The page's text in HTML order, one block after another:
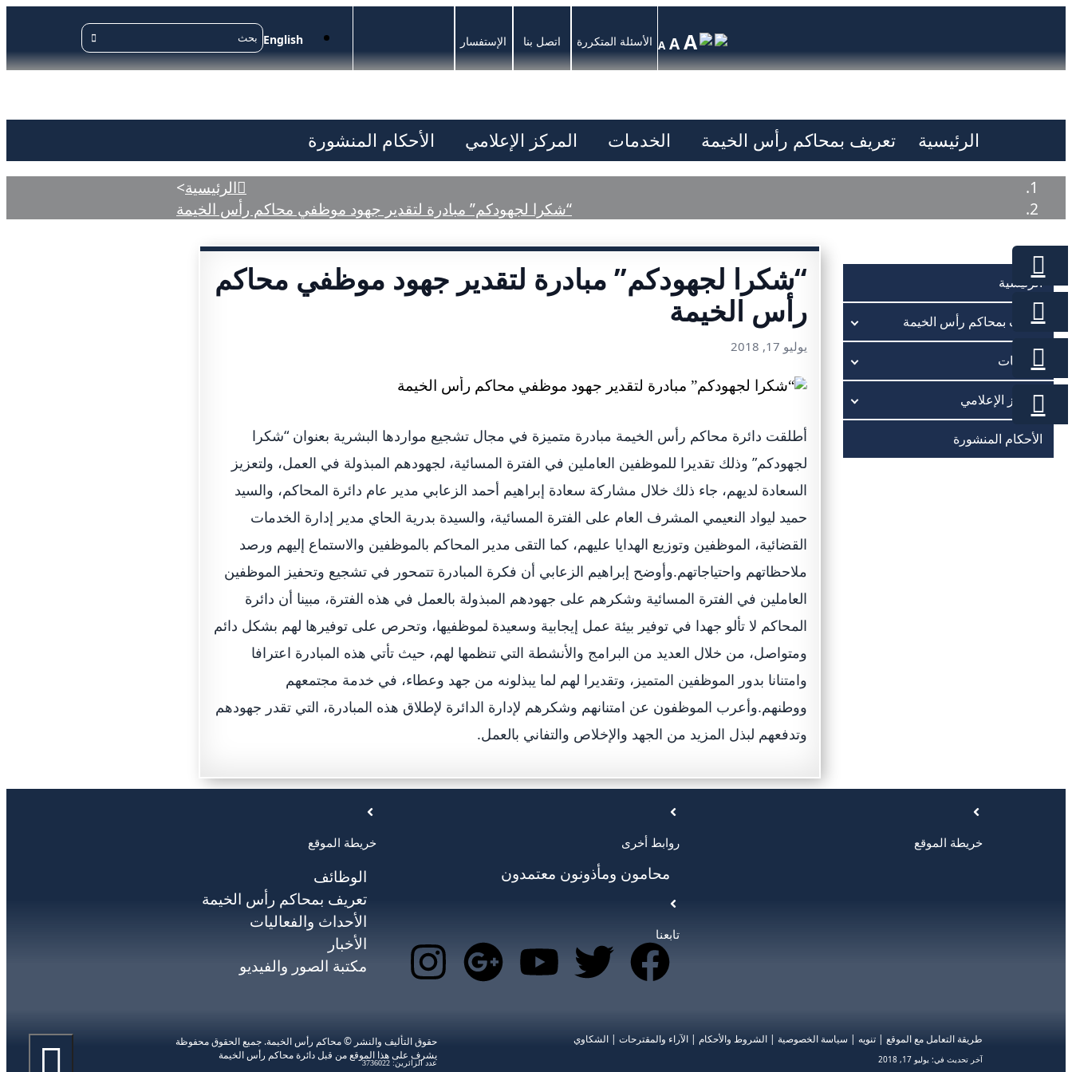
English الإستفسار اتصل بنا الأسئلة المتكررة A AA
الرئيسية تعريف بمحاكم رأس الخيمة الخدمات المركز الإعلامي الأحكام المنشورة
الرئيسية>
“شكرا لجهودكم” مبادرة لتقدير جهود موظفي محاكم رأس الخيمة
الرئيسية
تعريف بمحاكم رأس الخيمة
الخدمات
المركز الإعلامي
الأحكام المنشورة
“شكرا لجهودكم” مبادرة لتقدير جهود موظفي محاكم
رأس الخيمة
يوليو 17, 2018
أطلقت دائرة محاكم رأس الخيمة مبادرة متميزة في مجال تشجيع مواردها البشرية بعنوان “شكرا
لجهودكم” وذلك تقديرا للموظفين العاملين في الفترة المسائية، لجهودهم المبذولة في العمل، ولتعزيز
السعادة لديهم، جاء ذلك خلال مشاركة سعادة إبراهيم أحمد الزعابي مدير عام دائرة المحاكم، والسيد
حميد ليواد النعيمي المشرف العام على الفترة المسائية، والسيدة بدرية الحاي مدير إدارة الخدمات
القضائية، الموظفين وتوزيع الهدايا عليهم، كما التقى مدير المحاكم بالموظفين والاستماع إليهم ورصد
ملاحظاتهم واحتياجاتهم.وأوضح إبراهيم الزعابي أن فكرة المبادرة تتمحور في تشجيع وتحفيز الموظفين
العاملين في الفترة المسائية وشكرهم على جهودهم المبذولة بالعمل في هذه الفترة، مبينا أن دائرة
المحاكم لا تألو جهدا في توفير بيئة عمل إيجابية وسعيدة لموظفيها، وتحرص على توفيرها لهم بشكل دائم
ومتواصل، من خلال العديد من البرامج والأنشطة التي تنظمها لهم، حيث تأتي هذه المبادرة اعترافا
وامتنانا بدور الموظفين المتميز، وتقديرا لهم لما يبذلونه من جهد وعطاء، في خدمة مجتمعهم
ووطنهم.وأعرب الموظفون عن امتنانهم وشكرهم لإدارة الدائرة لإطلاق هذه المبادرة، التي تقدر جهودهم
وتدفعهم لبذل المزيد من الجهد والإخلاص والتفاني بالعمل.
خريطة الموقع
الوظائف
تعريف بمحاكم رأس الخيمة
الأحداث والفعاليات
الأخبار
مكتبة الصور والفيديو
روابط أخرى
محامون ومأذونون معتمدون
تابعنا
خريطة الموقع
حقوق التأليف والنشر © محاكم رأس الخيمة. جميع الحقوق محفوظة
يشرف على هذا الموقع من قبل دائرة محاكم رأس الخيمة
عدد الزائرين: 3736022
طريقة التعامل مع الموقع | تنويه | سياسة الخصوصية | الشروط والأحكام | الآراء والمقترحات | الشكاوي
آخر تحديث في: يوليو 17, 2018